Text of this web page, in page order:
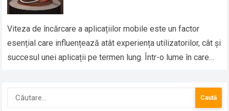
Viteza de încărcare a aplicațiilor mobile este un factor
esențial care influențează atât experiența utilizatorilor, cât și
succesul unei aplicații pe termen lung. Într-o lume în care
Caută